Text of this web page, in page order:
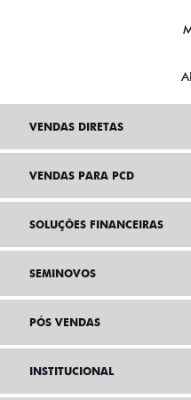
VENDAS DIRETAS
VENDAS PARA PCD
SOLUÇÕES FINANCEIRAS
SEMINOVOS
PÓS VENDAS
INSTITUCIONAL